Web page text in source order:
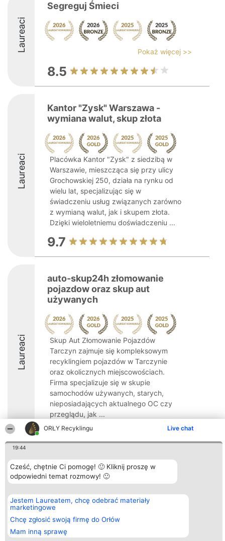
ORŁY Recyklingu Live chat
19:44
Cześć, chętnie Ci pomogę! 🙂 Kliknij proszę w
odpowiedni temat rozmowy! 🙂
Jestem Laureatem, chcę odebrać materiały
marketingowe
Chcę zgłosić swoją firmę do Orłów
Mam inną sprawę
Laureaci
Segreguj Śmieci
Pokaż więcej >>
8.5
Laureaci
Kantor "Zysk" Warszawa -
wymiana walut, skup złota
Placówka Kantor "Zysk" z siedzibą w
Warszawie, mieszcząca się przy ulicy
Grochowskiej 250, działa na rynku od
wielu lat, specjalizując się w
świadczeniu usług związanych zarówno
z wymianą walut, jak i skupem złota.
Dzięki wieloletniemu doświadczeniu ...
9.7
Laureaci
auto-skup24h złomowanie
pojazdow oraz skup aut
używanych
Skup Aut Złomowanie Pojazdów
Tarczyn zajmuje się kompleksowym
recyklingiem pojazdów w Tarczynie
oraz okolicznych miejscowościach.
Firma specjalizuje się w skupie
samochodów używanych, starych,
nieposiadających aktualnego OC czy
przeglądu, jak ...
9.6
Organizator plebiscytu
Bright Side Solutions sp. z o.
o. sp. k.
Wrocław 50-079
KRS 0000749100 | Regon
381313360 | NIP 8943132676
+48 508 492 400
Plebiscyt
Laureaci
Lista
Laureatów
Polityka
Kontakt